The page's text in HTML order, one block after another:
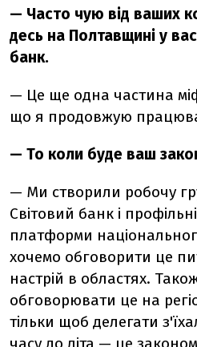
— Часто чую від ваших
десь на Полтавщині у
банк.
— Це ще одна частина
що я продовжую
— То коли буде ваш
— Ми створили робочу
Світовий банк і
платформи
хочемо обговорити це
настрій в областях.
обговорювати це на
тільки щоб делегати